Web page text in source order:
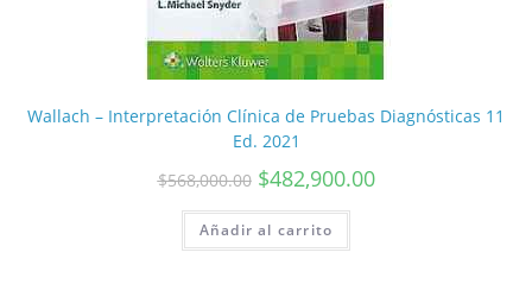
Wallach – Interpretación Clínica de Pruebas Diagnósticas 11
Ed. 2021
$568,000.00 $482,900.00
Añadir al carrito